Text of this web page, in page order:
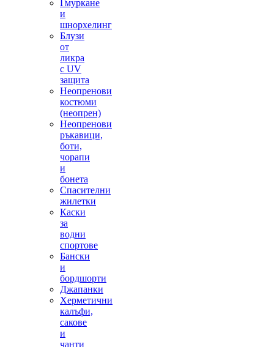
Гмуркане
и
шнорхелинг
Блузи
от
ликра
с UV
защита
Неопренови
костюми
(неопрен)
Неопренови
ръкавици,
боти,
чорапи
и
бонета
Спасителни
жилетки
Каски
за
водни
спортове
Бански
и
бордшорти
Джапанки
Херметични
калъфи,
сакове
и
чанти